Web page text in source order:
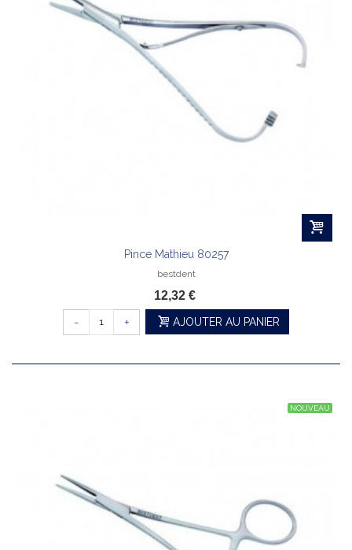
Pince Mathieu 80257
bestdent
12,32 €
- + AJOUTER AU PANIER
NOUVEAU